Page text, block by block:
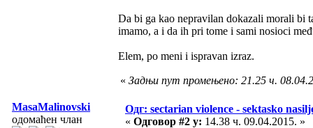
Da bi ga kao nepravilan dokazali morali bi
imamo, a i da ih pri tome i sami nosioci
Elem, po meni i ispravan izraz.
« Задњи пут промењено: 21.25 ч.
MasaMalinovski
одомаћен члан
Одг: sectarian violence - sektasko
« Одговор #2 у: 14.38 ч. 09.04.2015. »